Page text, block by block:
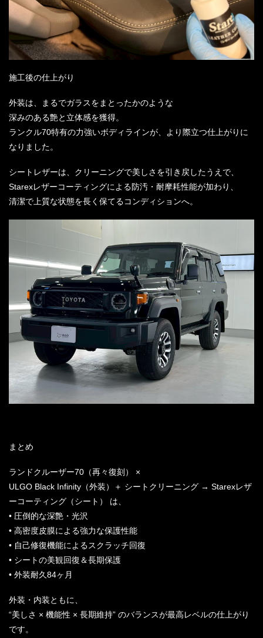
施工後の仕上がり
外装は、まるでガラスをまとったかのような
深みのある艶と立体感を獲得。
ランクル70特有の力強いボディラインが、より際立つ仕上がりに
なりました。
シートレザーは、クリーニングで美しさを引き戻したうえで、
Starexレザーコーティングによる防汚・耐摩耗性能が加わり、
清潔で上質な状態を長く保てるコンディションへ。
まとめ
ランドクルーザー70（再々復刻） ×
ULGO Black Infinity（外装）＋ シートクリーニング → Starexレザ
ーコーティング（シート） は、
• 圧倒的な深艶・光沢
• 高密度皮膜による強力な保護性能
• 自己修復機能によるスクラッチ回復
• シートの美観回復＆長期保護
• 外装耐久84ヶ月
外装・内装ともに、
“美しさ × 機能性 × 長期維持” のバランスが最高レベルの仕上がり
です。